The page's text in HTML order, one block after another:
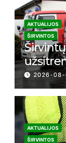
AKTUALIJOS
ŠIRVINTOS
Širvintų
2026-08-
AKTUALIJOS
ŠIRVINTOS